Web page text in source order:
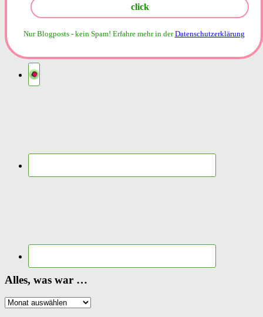
Nur Blogposts - kein Spam! Erfahre mehr in derDatenschutzerklärung
Alles, was war …
Alles,